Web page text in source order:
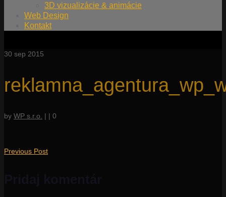
3D vizualizácie & animácie
Web Design
Kontakt
30 sep 2015
by WP s.r.o. | | 0
Previous Post